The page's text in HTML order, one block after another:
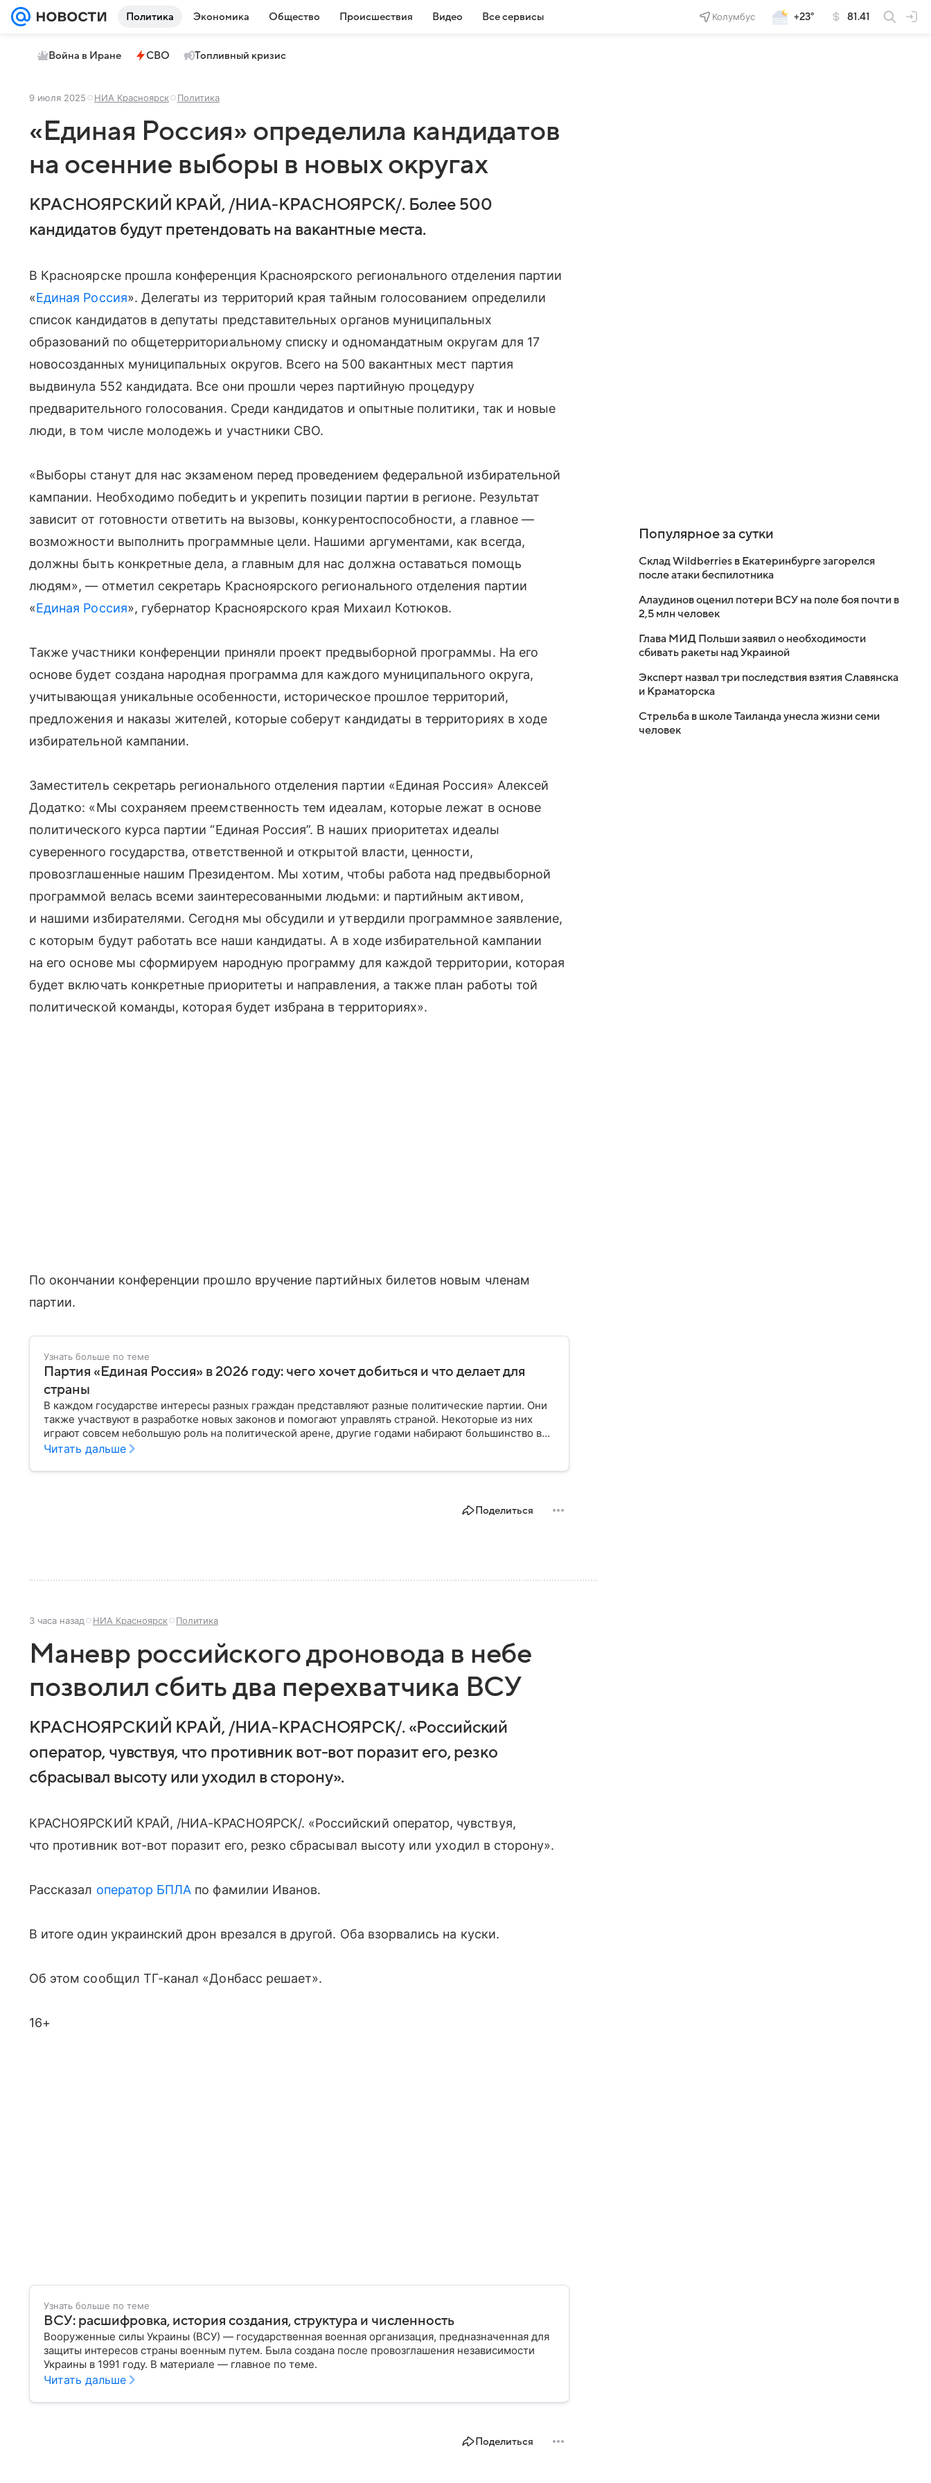
Политика Экономика Общество Происшествия Видео Все сервисы Колумбус +23° 81.41
Война в Иране СВО Топливный кризис
9 июля 2025 НИА Красноярск Политика
«Единая Россия» определила кандидатов
на осенние выборы в новых округах
КРАСНОЯРСКИЙ КРАЙ, /НИА-КРАСНОЯРСК/. Более 500
кандидатов будут претендовать на вакантные места.
В Красноярске прошла конференция Красноярского регионального отделения партии
«Единая Россия». Делегаты из территорий края тайным голосованием определили
список кандидатов в депутаты представительных органов муниципальных
образований по общетерриториальному списку и одномандатным округам для 17
новосозданных муниципальных округов. Всего на 500 вакантных мест партия
выдвинула 552 кандидата. Все они прошли через партийную процедуру
предварительного голосования. Среди кандидатов и опытные политики, так и новые
люди, в том числе молодежь и участники СВО.
«Выборы станут для нас экзаменом перед проведением федеральной избирательной
кампании. Необходимо победить и укрепить позиции партии в регионе. Результат
зависит от готовности ответить на вызовы, конкурентоспособности, а главное —
возможности выполнить программные цели. Нашими аргументами, как всегда,
должны быть конкретные дела, а главным для нас должна оставаться помощь
людям», — отметил секретарь Красноярского регионального отделения партии
«Единая Россия», губернатор Красноярского края Михаил Котюков.
Также участники конференции приняли проект предвыборной программы. На его
основе будет создана народная программа для каждого муниципального округа,
учитывающая уникальные особенности, историческое прошлое территорий,
предложения и наказы жителей, которые соберут кандидаты в территориях в ходе
избирательной кампании.
Заместитель секретарь регионального отделения партии «Единая Россия» Алексей
Додатко: «Мы сохраняем преемственность тем идеалам, которые лежат в основе
политического курса партии “Единая Россия”. В наших приоритетах идеалы
суверенного государства, ответственной и открытой власти, ценности,
провозглашенные нашим Президентом. Мы хотим, чтобы работа над предвыборной
программой велась всеми заинтересованными людьми: и партийным активом,
и нашими избирателями. Сегодня мы обсудили и утвердили программное заявление,
с которым будут работать все наши кандидаты. А в ходе избирательной кампании
на его основе мы сформируем народную программу для каждой территории, которая
будет включать конкретные приоритеты и направления, а также план работы той
политической команды, которая будет избрана в территориях».
По окончании конференции прошло вручение партийных билетов новым членам
партии.
Узнать больше по теме
Партия «Единая Россия» в 2026 году: чего хочет добиться и что делает для
страны
В каждом государстве интересы разных граждан представляют разные политические партии. Они
также участвуют в разработке новых законов и помогают управлять страной. Некоторые из них
играют совсем небольшую роль на политической арене, другие годами набирают большинство в
парламенте и в органах местного самоуправления. Вспоминаем, как партия «Единая Россия» стала
Читать дальше
Поделиться
3 часа назад НИА Красноярск Политика
Маневр российского дроновода в небе
позволил сбить два перехватчика ВСУ
КРАСНОЯРСКИЙ КРАЙ, /НИА-КРАСНОЯРСК/. «Российский
оператор, чувствуя, что противник вот-вот поразит его, резко
сбрасывал высоту или уходил в сторону».
КРАСНОЯРСКИЙ КРАЙ, /НИА-КРАСНОЯРСК/. «Российский оператор, чувствуя,
что противник вот-вот поразит его, резко сбрасывал высоту или уходил в сторону».
Рассказал оператор БПЛА по фамилии Иванов.
В итоге один украинский дрон врезался в другой. Оба взорвались на куски.
Об этом сообщил ТГ-канал «Донбасс решает».
16+
Узнать больше по теме
ВСУ: расшифровка, история создания, структура и численность
Вооруженные силы Украины (ВСУ) — государственная военная организация, предназначенная для
защиты интересов страны военным путем. Была создана после провозглашения независимости
Украины в 1991 году. В материале — главное по теме.
Читать дальше
Поделиться
Популярное за сутки
Склад Wildberries в Екатеринбурге загорелся
после атаки беспилотника
Алаудинов оценил потери ВСУ на поле боя почти в
2,5 млн человек
Глава МИД Польши заявил о необходимости
сбивать ракеты над Украиной
Эксперт назвал три последствия взятия Славянска
и Краматорска
Стрельба в школе Таиланда унесла жизни семи
человек